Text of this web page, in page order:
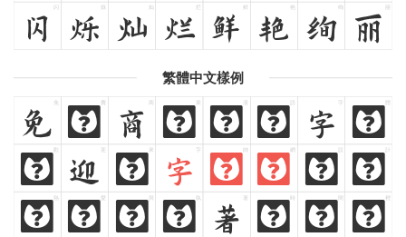
闪 烁
烁 灿
灿 烂
烂 鲜
鲜 艳
艳 绚
绚 丽
繁體中文樣例
免
免 費
費 商
商 業
業 漢
漢 語
語 字
字 體
體
歡
歡 迎
迎 來
來 字
字 帥
帥 網
網 設 計
計
熱
熱 愛
愛 與
與 執
執 著
著 時
時 間
間 裡
裡